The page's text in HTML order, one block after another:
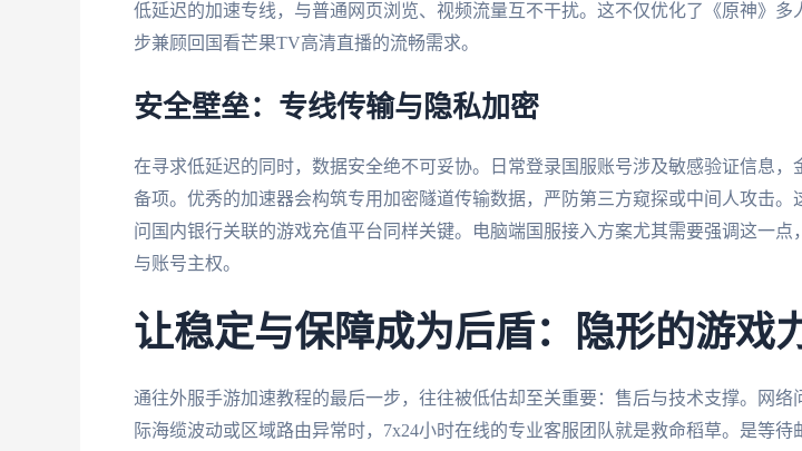
低延迟的加速专线，与普通网页浏览、视频流量互不干扰。这不仅优化了《原神》多
步兼顾回国看芒果TV高清直播的流畅需求。
安全壁垒：专线传输与隐私加密
在寻求低延迟的同时，数据安全绝不可妥协。日常登录国服账号涉及敏感验证信息，
备项。优秀的加速器会构筑专用加密隧道传输数据，严防第三方窥探或中间人攻击。
问国内银行关联的游戏充值平台同样关键。电脑端国服接入方案尤其需要强调这一点
与账号主权。
让稳定与保障成为后盾：隐形的游戏
通往外服手游加速教程的最后一步，往往被低估却至关重要：售后与技术支撑。网络
际海缆波动或区域路由异常时，7x24小时在线的专业客服团队就是救命稻草。是等待